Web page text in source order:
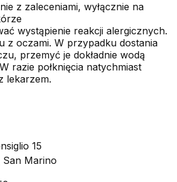
z zaleceniami, wyłącznie na
wystąpienie reakcji alergicznych.
z oczami. W przypadku dostania
przemyć je dokładnie wodą
razie połknięcia natychmiast
lekarzem.
15
San Marino